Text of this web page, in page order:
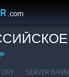
.com
SERVER